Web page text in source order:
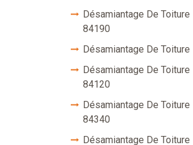
Désamiantage De
84190
Désamiantage De
Désamiantage De
84120
Désamiantage De
84340
Désamiantage De